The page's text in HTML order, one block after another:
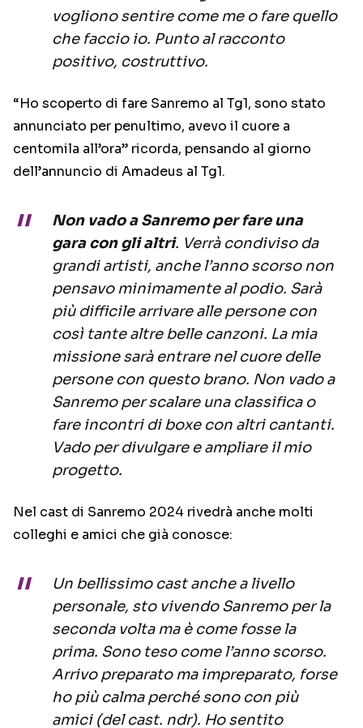
vogliono sentire come me o fare quello
che faccio io. Punto al racconto
positivo, costruttivo.
“Ho scoperto di fare Sanremo al Tg1, sono stato
annunciato per penultimo, avevo il cuore a
centomila all’ora” ricorda, pensando al giorno
dell’annuncio di Amadeus al Tg1.
Non vado a Sanremo per fare una
gara con gli altri. Verrà condiviso da
grandi artisti, anche l’anno scorso non
pensavo minimamente al podio. Sarà
più difficile arrivare alle persone con
così tante altre belle canzoni. La mia
missione sarà entrare nel cuore delle
persone con questo brano. Non vado a
Sanremo per scalare una classifica o
fare incontri di boxe con altri cantanti.
Vado per divulgare e ampliare il mio
progetto.
Nel cast di Sanremo 2024 rivedrà anche molti
colleghi e amici che già conosce:
Un bellissimo cast anche a livello
personale, sto vivendo Sanremo per la
seconda volta ma è come fosse la
prima. Sono teso come l’anno scorso.
Arrivo preparato ma impreparato, forse
ho più calma perché sono con più
amici (del cast. ndr). Ho sentito